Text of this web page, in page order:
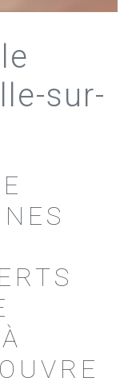
sur-